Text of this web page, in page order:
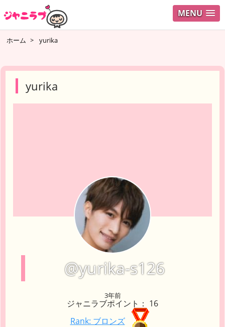
MENU ログイ
ホーム > yurika
yurika
@yurika-s126
3年前
ジャニラブポイント： 16
Rank: ブロンズ